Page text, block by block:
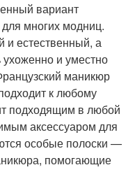
вариант
многих модниц.
и естественный, а
ухоженно и уместно
маникюр
к любому
подходящим в любой
аксессуаром для
особые полоски —
помогающие